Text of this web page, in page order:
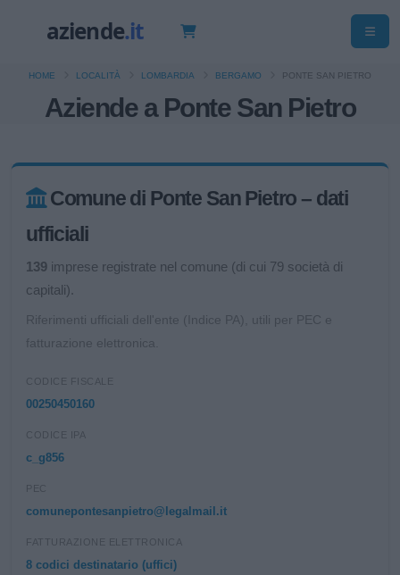
Aziende a Ponte San Pietro
HOME LOCALITÀ LOMBARDIA BERGAMO PONTE SAN PIETRO
Comune di Ponte San Pietro – dati
ufficiali
139 imprese registrate nel comune (di cui 79 società di
capitali).
Riferimenti ufficiali dell'ente (Indice PA), utili per PEC e
fatturazione elettronica.
CODICE FISCALE
00250450160
CODICE IPA
c_g856
PEC
comunepontesanpietro@legalmail.it
FATTURAZIONE ELETTRONICA
8 codici destinatario (uffici)